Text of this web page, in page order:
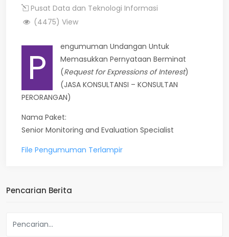
Pusat Data dan Teknologi Informasi
(4475) View
P
engumuman Undangan Untuk
Memasukkan Pernyataan Berminat
(Request for Expressions of Interest)
(JASA KONSULTANSI – KONSULTAN
PERORANGAN)
Nama Paket:
Senior Monitoring and Evaluation Specialist
File Pengumuman Terlampir
Pencarian Berita